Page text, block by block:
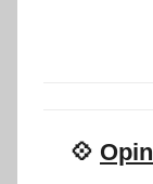
💠